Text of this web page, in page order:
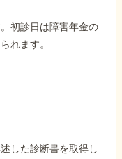
初診日は障害年金の
れます。
した診断書を取得し